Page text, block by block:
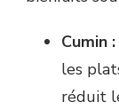
Cumin :
les
réduit